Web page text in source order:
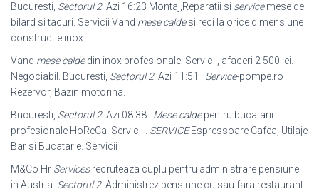
Bucuresti, Sectorul 2. Azi 16:23 Montaj,Reparatii si servicemese de
bilard si tacuri. Servicii Vand mese caldesi reci la orice dimensiune
constructie inox.
Vand mese caldedin inox profesionale. Servicii, afaceri 2 500 lei.
Negociabil. Bucuresti, Sectorul 2. Azi 11:51 . Service-pompe.ro
Rezervor, Bazin motorina.
Bucuresti, Sectorul 2. Azi 08:38 . Mese caldepentru bucatarii
profesionale HoReCa. Servicii . SERVICEEspressoare Cafea, Utilaje
Bar si Bucatarie. Servicii
M&Co Hr Servicesrecruteaza cuplu pentru administrare pensiune
in Austria. Sectorul 2. Administrez pensiune cu sau fara restaurant -